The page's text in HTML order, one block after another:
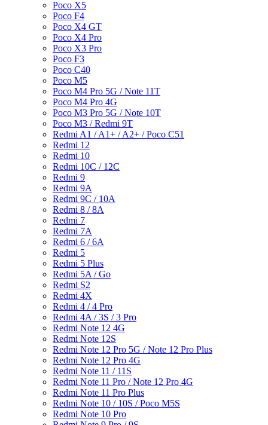
Poco X5
Poco F4
Poco X4 GT
Poco X4 Pro
Poco X3 Pro
Poco F3
Poco C40
Poco M5
Poco M4 Pro 5G / Note 11T
Poco M4 Pro 4G
Poco M3 Pro 5G / Note 10T
Poco M3 / Redmi 9T
Redmi A1 / A1+ / A2+ / Poco C51
Redmi 12
Redmi 10
Redmi 10C / 12C
Redmi 9
Redmi 9A
Redmi 9C / 10A
Redmi 8 / 8A
Redmi 7
Redmi 7A
Redmi 6 / 6A
Redmi 5
Redmi 5 Plus
Redmi 5A / Go
Redmi S2
Redmi 4X
Redmi 4 / 4 Pro
Redmi 4A / 3S / 3 Pro
Redmi Note 12 4G
Redmi Note 12S
Redmi Note 12 Pro 5G / Note 12 Pro Plus
Redmi Note 12 Pro 4G
Redmi Note 11 / 11S
Redmi Note 11 Pro / Note 12 Pro 4G
Redmi Note 11 Pro Plus
Redmi Note 10 / 10S / Poco M5S
Redmi Note 10 Pro